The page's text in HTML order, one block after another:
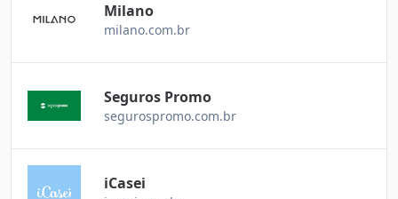
Milano
milano.com.br
Seguros Promo
segurospromo.com.br
iCasei